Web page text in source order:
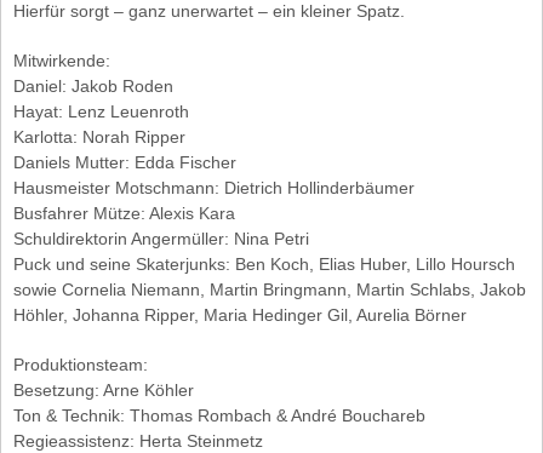
Hierfür sorgt – ganz unerwartet – ein kleiner Spatz.
Mitwirkende:
Daniel: Jakob Roden
Hayat: Lenz Leuenroth
Karlotta: Norah Ripper
Daniels Mutter: Edda Fischer
Hausmeister Motschmann: Dietrich Hollinderbäumer
Busfahrer Mütze: Alexis Kara
Schuldirektorin Angermüller: Nina Petri
Puck und seine Skaterjunks: Ben Koch, Elias Huber, Lillo Hoursch
sowie Cornelia Niemann, Martin Bringmann, Martin Schlabs, Jakob
Höhler, Johanna Ripper, Maria Hedinger Gil, Aurelia Börner
Produktionsteam:
Besetzung: Arne Köhler
Ton & Technik: Thomas Rombach & André Bouchareb
Regieassistenz: Herta Steinmetz